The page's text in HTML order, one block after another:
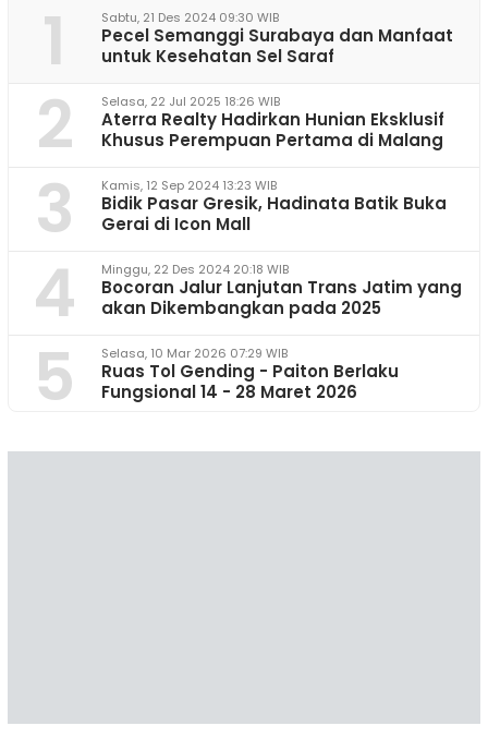
1 Sabtu, 21 Des 2024 09:30 WIB
Pecel Semanggi Surabaya dan Manfaat
untuk Kesehatan Sel Saraf
2 Selasa, 22 Jul 2025 18:26 WIB
Aterra Realty Hadirkan Hunian Eksklusif
Khusus Perempuan Pertama di Malang
3 Kamis, 12 Sep 2024 13:23 WIB
Bidik Pasar Gresik, Hadinata Batik Buka
Gerai di Icon Mall
4 Minggu, 22 Des 2024 20:18 WIB
Bocoran Jalur Lanjutan Trans Jatim yang
akan Dikembangkan pada 2025
5 Selasa, 10 Mar 2026 07:29 WIB
Ruas Tol Gending - Paiton Berlaku
Fungsional 14 - 28 Maret 2026